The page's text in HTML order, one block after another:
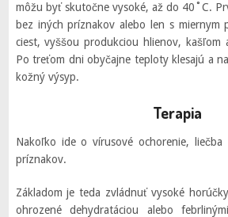
môžu byť skutočne vysoké, až do 40˚C.
bez iných príznakov alebo len s miernym
ciest, vyššou produkciou hlienov, kašľom
Po treťom dni obyčajne teploty klesajú a
kožný výsyp.
Terapia
Nakoľko ide o vírusové ochorenie, liečba
príznakov.
Základom je teda zvládnuť vysoké
ohrozené dehydratáciou alebo